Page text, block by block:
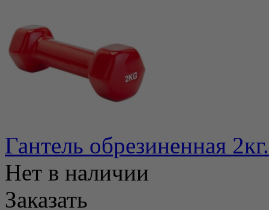
Гантель обрезиненная
Нет в наличии
Заказать